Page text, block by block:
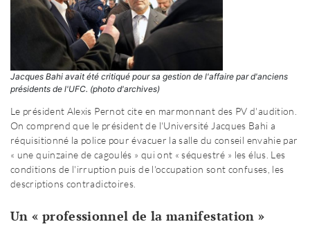
Jacques Bahi avait été critiqué pour sa gestion de l'affaire par d'anciens
présidents de l'UFC. (photo d'archives)
Le président Alexis Pernot cite en marmonnant des PV d'audition.
On comprend que le président de l'Université Jacques Bahi a
réquisitionné la police pour évacuer la salle du conseil envahie par
« une quinzaine de cagoulés » qui ont « séquestré » les élus. Les
conditions de l'irruption puis de l'occupation sont confuses, les
descriptions contradictoires.
Un « professionnel de la manifestation »